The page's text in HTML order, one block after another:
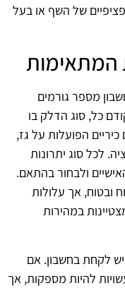
של השף או בעל
המתאימות
מספר גורמים
כל, סוג הדלק בו
הפועלות על גז,
לכל סוג יתרונות
ולבחור בהתאם.
ובטוח, אך עלולות
במהירות
לקחת בחשבון. אם
להיות מספקות, אך